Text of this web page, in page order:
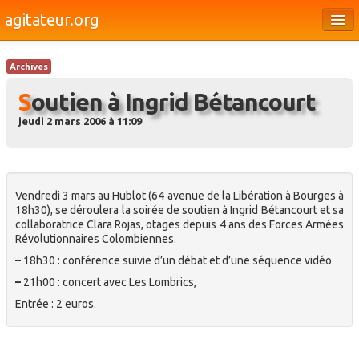
agitateur.org
Société
Médias
Dossiers
Brèves
Archives
Soutien à Ingrid Bétancourt
jeudi 2 mars 2006 à 11:09
Vendredi 3 mars au Hublot (64 avenue de la Libération à Bourges à
18h30), se déroulera la soirée de soutien à Ingrid Bétancourt et sa
collaboratrice Clara Rojas, otages depuis 4 ans des Forces Armées
Révolutionnaires Colombiennes.
– 18h30 : conférence suivie d’un débat et d’une séquence vidéo
– 21h00 : concert avec Les Lombrics,
Entrée : 2 euros.